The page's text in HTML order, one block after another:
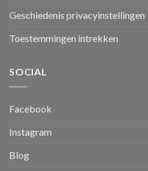
Geschiedenis privacyinstellingen
Toestemmingen intrekken
SOCIAL
Facebook
Instagram
Blog